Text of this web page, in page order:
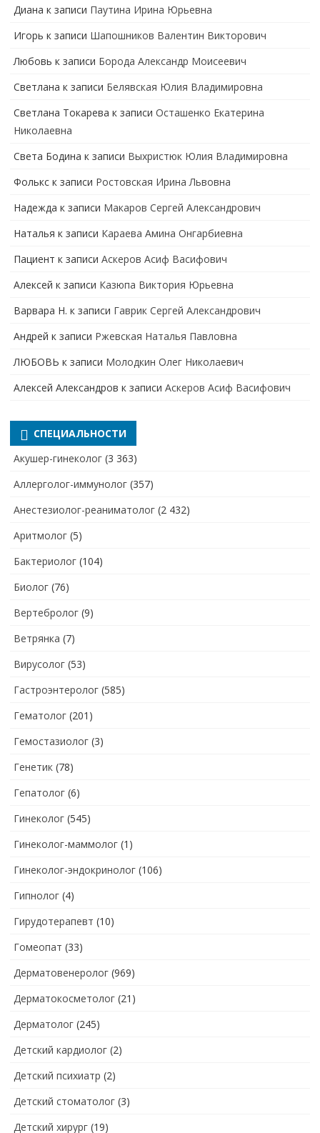
Диана к записи Паутина Ирина Юрьевна
Игорь к записи Шапошников Валентин Викторович
Любовь к записи Борода Александр Моисеевич
Светлана к записи Белявская Юлия Владимировна
Cветлана Токарева к записи Осташенко Екатерина
Николаевна
Света Бодина к записи Выхристюк Юлия Владимировна
Фолькс к записи Ростовская Ирина Львовна
Надежда к записи Макаров Сергей Александрович
Наталья к записи Караева Амина Онгарбиевна
Пациент к записи Аскеров Асиф Васифович
Алексей к записи Казюпа Виктория Юрьевна
Варвара Н. к записи Гаврик Сергей Александрович
Андрей к записи Ржевская Наталья Павловна
ЛЮБОВЬ к записи Молодкин Олег Николаевич
Алексей Александров к записи Аскеров Асиф Васифович
СПЕЦИАЛЬНОСТИ
Акушер-гинеколог (3 363)
Аллерголог-иммунолог (357)
Анестезиолог-реаниматолог (2 432)
Аритмолог (5)
Бактериолог (104)
Биолог (76)
Вертебролог (9)
Ветрянка (7)
Вирусолог (53)
Гастроэнтеролог (585)
Гематолог (201)
Гемостазиолог (3)
Генетик (78)
Гепатолог (6)
Гинеколог (545)
Гинеколог-маммолог (1)
Гинеколог-эндокринолог (106)
Гипнолог (4)
Гирудотерапевт (10)
Гомеопат (33)
Дерматовенеролог (969)
Дерматокосметолог (21)
Дерматолог (245)
Детский кардиолог (2)
Детский психиатр (2)
Детский стоматолог (3)
Детский хирург (19)